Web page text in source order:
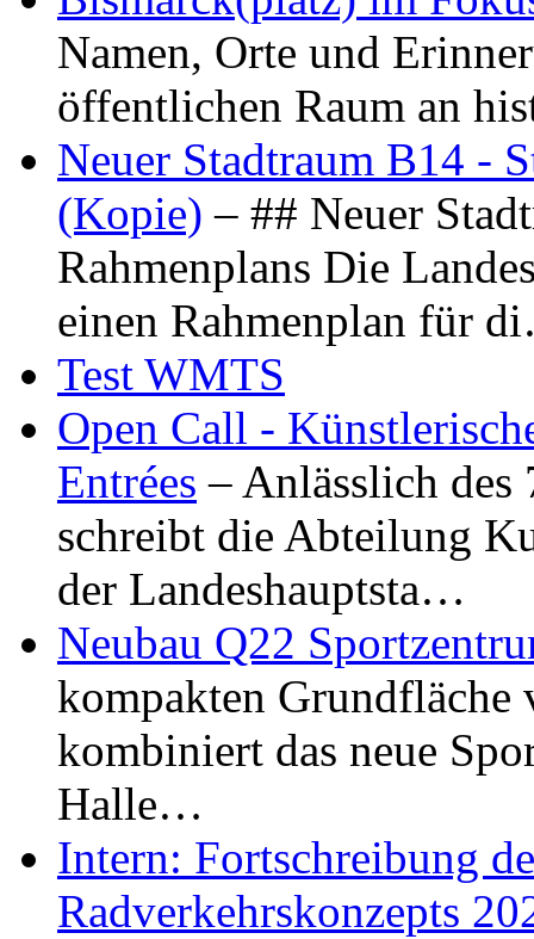
Namen, Orte und
öffentlichen Raum an
Neuer Stadtraum B14 -
(Kopie) – ## Neuer
Rahmenplans Die
einen Rahmenplan für
Test WMTS
Open Call -
Entrées – Anlässlich
schreibt die Abteilung
der Landeshauptsta…
Neubau Q22
kompakten Grundfläche
kombiniert das neue
Halle…
Intern: Fortschreibung
Radverkehrskonzepts